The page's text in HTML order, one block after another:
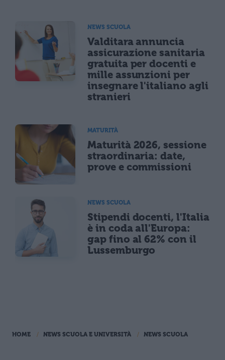
NEWS SCUOLA
Valditara annuncia
assicurazione sanitaria
gratuita per docenti e
mille assunzioni per
insegnare l'italiano agli
stranieri
MATURITÀ
Maturità 2026, sessione
straordinaria: date,
prove e commissioni
NEWS SCUOLA
Stipendi docenti, l'Italia
è in coda all'Europa:
gap fino al 62% con il
Lussemburgo
HOME NEWS SCUOLA E UNIVERSITÀ NEWS SCUOLA